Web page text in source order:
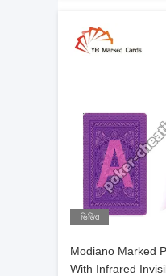
ভিডিও
Modiano Marked
With Infrared